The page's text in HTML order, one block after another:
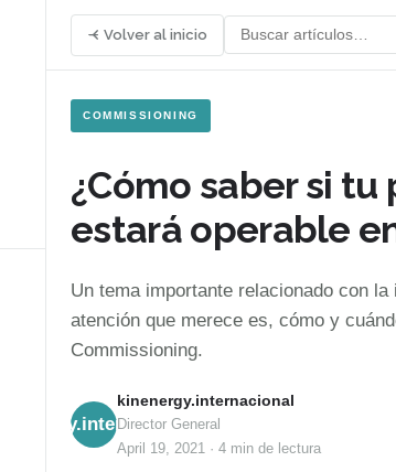
Volver al inicio
COMMISSIONING
¿Cómo saber si
estará operable
Un tema importante relacionado con
atención que merece es, cómo y
Commissioning.
kinenergy.internacional
kinenergy.internacional
Director General
April 19, 2021 · 4 min de lectura